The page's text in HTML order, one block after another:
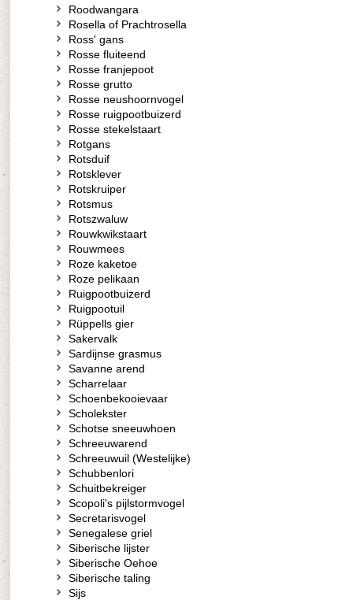
Roodwangara
Rosella of Prachtrosella
Ross' gans
Rosse fluiteend
Rosse franjepoot
Rosse grutto
Rosse neushoornvogel
Rosse ruigpootbuizerd
Rosse stekelstaart
Rotgans
Rotsduif
Rotsklever
Rotskruiper
Rotsmus
Rotszwaluw
Rouwkwikstaart
Rouwmees
Roze kaketoe
Roze pelikaan
Ruigpootbuizerd
Ruigpootuil
Rüppells gier
Sakervalk
Sardijnse grasmus
Savanne arend
Scharrelaar
Schoenbekooievaar
Scholekster
Schotse sneeuwhoen
Schreeuwarend
Schreeuwuil (Westelijke)
Schubbenlori
Schuitbekreiger
Scopoli's pijlstormvogel
Secretarisvogel
Senegalese griel
Siberische lijster
Siberische Oehoe
Siberische taling
Sijs